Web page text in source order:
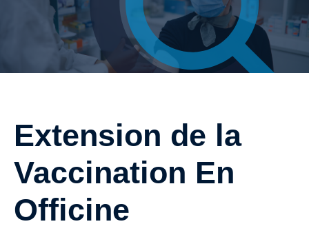
Extension de la
Vaccination En
Officine